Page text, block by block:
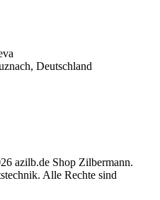
Deutschland
azilb.de Shop Zilbermann.
Alle Rechte sind